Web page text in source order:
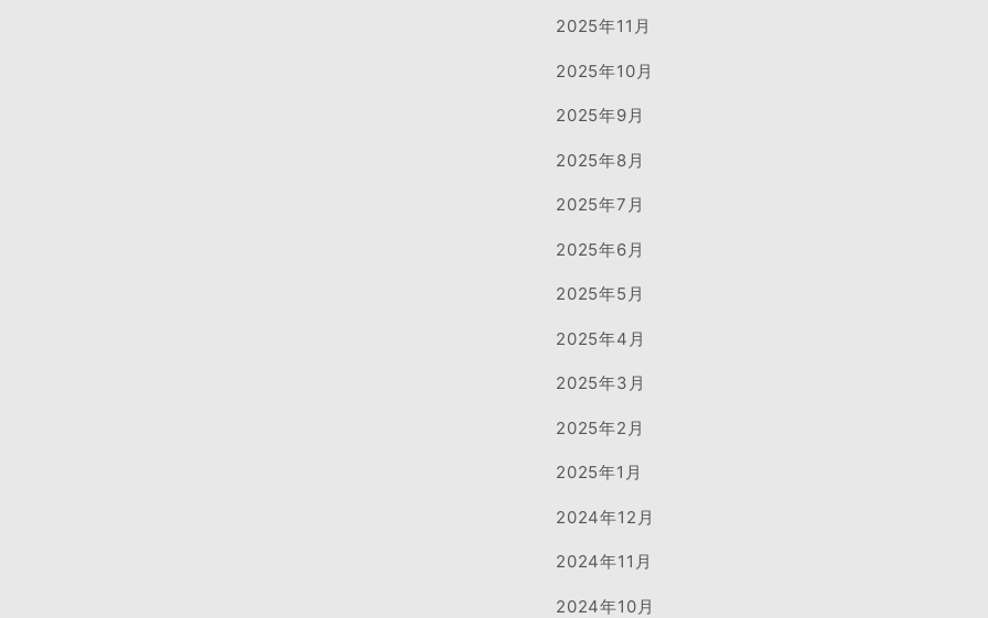
2025年11月
2025年10月
2025年9月
2025年8月
2025年7月
2025年6月
2025年5月
2025年4月
2025年3月
2025年2月
2025年1月
2024年12月
2024年11月
2024年10月